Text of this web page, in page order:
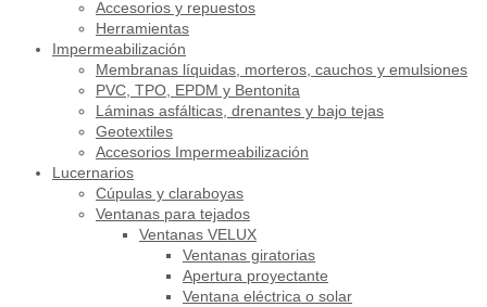
Accesorios y repuestos
Herramientas
Impermeabilización
Membranas líquidas, morteros, cauchos y emulsiones
PVC, TPO, EPDM y Bentonita
Láminas asfálticas, drenantes y bajo tejas
Geotextiles
Accesorios Impermeabilización
Lucernarios
Cúpulas y claraboyas
Ventanas para tejados
Ventanas VELUX
Ventanas giratorias
Apertura proyectante
Ventana eléctrica o solar